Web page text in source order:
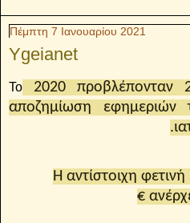
Πέμπτη 7 Ιανουαρίου 2021
Ygeianet
2020 προβλέπονταν
αποζημίωση
Η αντίστοιχη